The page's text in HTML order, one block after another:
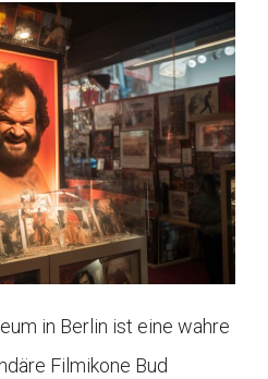
in Berlin ist eine wahre
Filmikone Bud